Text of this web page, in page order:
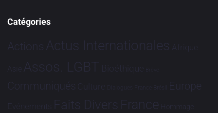
Catégories
Actions Actus Internationales Afrique
Asie Assos. LGBT Bioéthique Brève
Communiqués Culture Dialogues France-Brésil Europe
Evénements Faits Divers France Hommage